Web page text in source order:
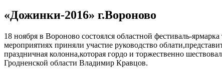
«Дожинки-2016» г.Вороново
18 ноября в Вороново состоялся областной фестиваль-
мероприятиях приняли участие руководство
праздничная колонна,которая гордо и торжественно
Гродненской области Владимир Кравцов.